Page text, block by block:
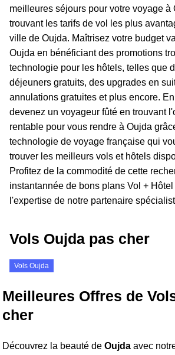
meilleures séjours pour votre voyage à
trouvant les tarifs de vol les plus
ville de Oujda. Maîtrisez votre budget
Oujda en bénéficiant des promotions
technologie pour les hôtels, telles que
déjeuners gratuits, des upgrades en
annulations gratuites et plus encore.
devenez un voyageur fûté en trouvant
rentable pour vous rendre à Oujda
technologie de voyage française qui
trouver les meilleurs vols et hôtels
Profitez de la commodité de cette
instantannée de bons plans Vol +
l'expertise de notre partenaire
Vols Oujda pas cher
Vols Oujda
Meilleures Offres de
cher
Découvrez la beauté de Oujda avec